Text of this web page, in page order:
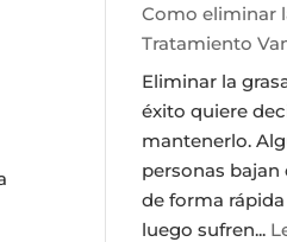
Como eliminar
Tratamiento
Eliminar la
éxito quiere
mantenerlo.
personas bajan
de forma
luego sufren...